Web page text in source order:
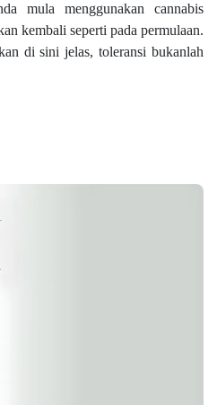
mula menggunakan cannabis
kembali seperti pada permulaan.
di sini jelas, toleransi bukanlah